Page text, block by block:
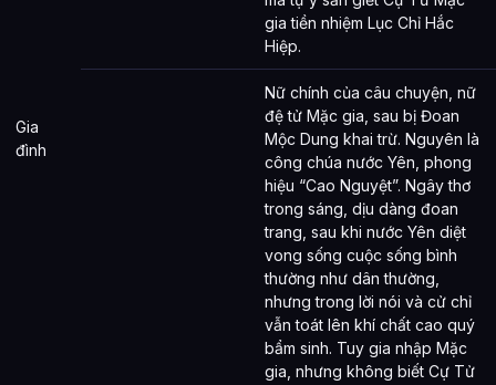
Gia
đình
gia tiền nhiệm Lục Chỉ Hắc
Hiệp.
Nữ chính của câu chuyện, nữ
đệ tử Mặc gia, sau bị Đoan
Mộc Dung khai trừ. Nguyên là
công chúa nước Yên, phong
hiệu “Cao Nguyệt”. Ngây thơ
trong sáng, dịu dàng đoan
trang, sau khi nước Yên diệt
vong sống cuộc sống bình
thường như dân thường,
nhưng trong lời nói và cử chỉ
vẫn toát lên khí chất cao quý
bẩm sinh. Tuy gia nhập Mặc
gia, nhưng không biết Cự Tử